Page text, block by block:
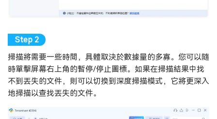
掃描將需要一些時間，具體取決於數據量的多寡。您可以隨
時單擊屏幕右上角的暫停/停止圖標。如果在掃描結果中找
不到丟失的文件，則可以切換到深度掃描模式，它將更深入
地掃描以查找丟失的文件。